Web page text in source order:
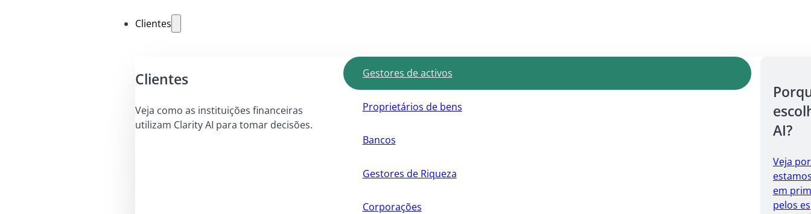
Clientes
Clientes
Veja como as instituições financeiras
utilizam Clarity AI para tomar decisões.
Gestores de activos
Proprietários de bens
Bancos
Gestores de Riqueza
Corporações
AI?
Veja
em
pelos